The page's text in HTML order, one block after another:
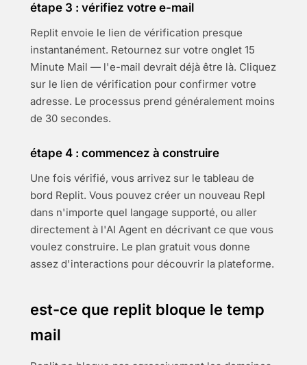
étape 3 : vérifiez votre e-mail
Replit envoie le lien de vérification presque
instantanément. Retournez sur votre onglet 15
Minute Mail — l'e-mail devrait déjà être là. Cliquez
sur le lien de vérification pour confirmer votre
adresse. Le processus prend généralement moins
de 30 secondes.
étape 4 : commencez à construire
Une fois vérifié, vous arrivez sur le tableau de
bord Replit. Vous pouvez créer un nouveau Repl
dans n'importe quel langage supporté, ou aller
directement à l'AI Agent en décrivant ce que vous
voulez construire. Le plan gratuit vous donne
assez d'interactions pour découvrir la plateforme.
est-ce que replit bloque le temp
mail